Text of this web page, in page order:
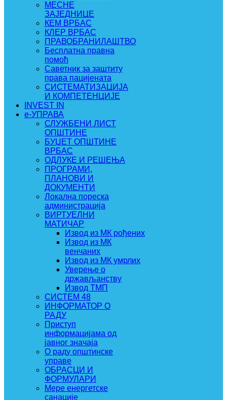
МЕСНЕ
ЗАЈЕДНИЦЕ
КЕМ ВРБАС
КЛЕР ВРБАС
ПРАВОБРАНИЛАШТВО
Бесплатна правна
помоћ
Саветник за заштиту
права пацијената
СИСТЕМАТИЗАЦИЈА
И КОМПЕТЕНЦИЈЕ
INVEST IN
e-УПРАВА
СЛУЖБЕНИ ЛИСТ
ОПШТИНЕ
БУЏЕТ ОПШТИНЕ
ВРБАС
ОДЛУКЕ И РЕШЕЊА
ПРОГРАМИ,
ПЛАНОВИ И
ДОКУМЕНТИ
Локална пореска
администрација
ВИРТУЕЛНИ
МАТИЧАР
Извод из МК рођених
Извод из МК
венчаних
Извод из МК умрлих
Уверење о
држављанству
Извод ТМП
СИСТЕМ 48
ИНФОРМАТОР О
РАДУ
Приступ
информацијама од
јавног значаја
О раду општинске
управе
ОБРАСЦИ И
ФОРМУЛАРИ
Мере енергетске
санације